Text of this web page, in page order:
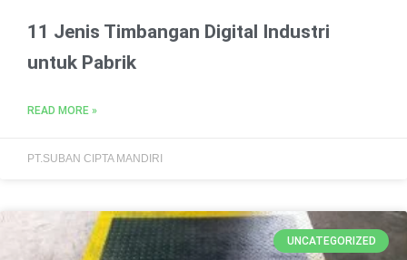
11 Jenis Timbangan Digital Industri
untuk Pabrik
READ MORE »
PT.SUBAN CIPTA MANDIRI
UNCATEGORIZED